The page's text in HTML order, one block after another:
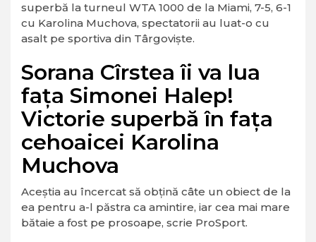
superbă la turneul WTA 1000 de la Miami, 7-5, 6-1
cu Karolina Muchova, spectatorii au luat-o cu
asalt pe sportiva din Târgoviște.
Sorana Cîrstea îi va lua
fața Simonei Halep!
Victorie superbă în fața
cehoaicei Karolina
Muchova
Aceștia au încercat să obțină câte un obiect de la
ea pentru a-l păstra ca amintire, iar cea mai mare
bătaie a fost pe prosoape, scrie ProSport.